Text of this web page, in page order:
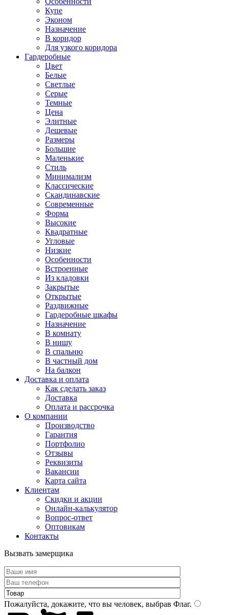
Купе
Эконом
Назначение
В коридор
Для узкого коридора
Гардеробные
Цвет
Белые
Светлые
Серые
Темные
Цена
Элитные
Дешевые
Размеры
Большие
Маленькие
Стиль
Минимализм
Классические
Скандинавские
Современные
Форма
Высокие
Квадратные
Угловые
Низкие
Особенности
Встроенные
Из кладовки
Закрытые
Открытые
Раздвижные
Гардеробные шкафы
Назначение
В комнату
В нишу
В спальню
В частный дом
На балкон
Доставка и оплата
Как сделать заказ
Доставка
Оплата и рассрочка
О компании
Производство
Гарантия
Портфолио
Отзывы
Реквизиты
Вакансии
Карта сайта
Клиентам
Скидки и акции
Онлайн-калькулятор
Вопрос-ответ
Оптовикам
Контакты
Вызвать замерщика
Пожалуйста, докажите, что вы человек, выбрав Флаг.